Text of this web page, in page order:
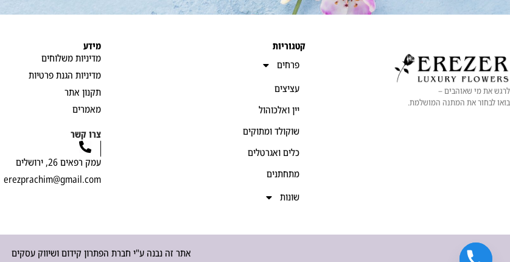
לרגש את מי שאוהבים –
בואו לבחור את המתנה המושלמת.
קטגוריות
פרחים
עציצים
יין ואלכוהול
שוקולד ומתוקים
כלים ואגרטלים
מתחתנים
שונות
מידע
מדיניות משלוחים
מדיניות הגנת פרטיות
תקנון אתר
מאמרים
צרו קשר
עמק רפאים 26, ירושלים
erezprachim@gmail.com
אתר זה נבנה ע"י חברת הפתרון קידום ושיווק עסקים